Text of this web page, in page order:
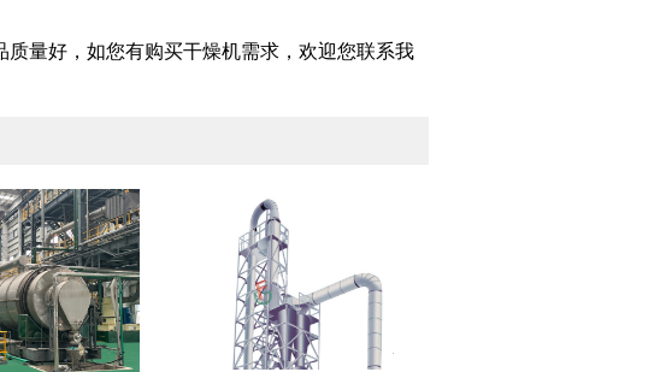
量好，如您有购买干燥机需求，欢迎您联系我